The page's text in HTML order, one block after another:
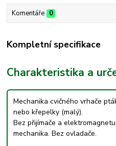
Komentáře 0
Kompletní specifikace
Charakteristika a
Mechanika cvičného vrhače
nebo křepelky (malý).
Bez přijímače a
mechanika. Bez ovladače.